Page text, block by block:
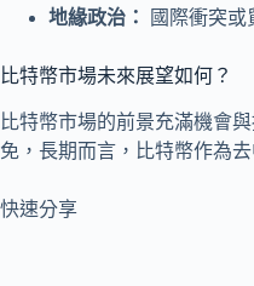
地緣政治：
國際衝突
比特幣市場未來展望如何？
比特幣市場的前景充滿機會
免，長期而言，比特幣作為
快速分享